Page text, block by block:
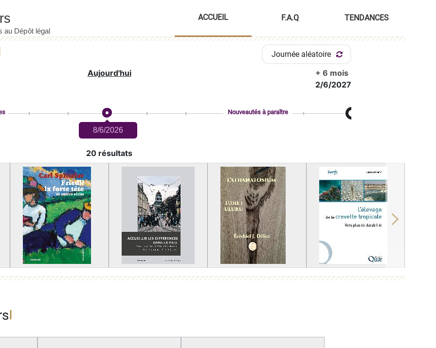
ACCUEIL F.A.Q TENDANCES
Journée aléatoire
Aujourd'hui
+ 6 mois
2/6/2027
8/6/2026
Nouveautés à paraître
20 résultats
Next